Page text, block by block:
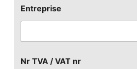
Entreprise
Nr TVA / VAT nr